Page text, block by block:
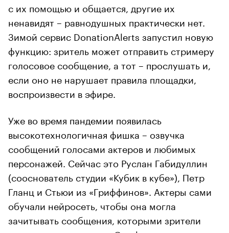
с их помощью и общается, другие их
ненавидят – равнодушных практически нет.
Зимой сервис DonationAlerts запустил новую
функцию: зритель может отправить стримеру
голосовое сообщение, а тот – прослушать и,
если оно не нарушает правила площадки,
воспроизвести в эфире.
Уже во время пандемии появилась
высокотехнологичная фишка – озвучка
сообщений голосами актеров и любимых
персонажей. Сейчас это Руслан Габидуллин
(сооснователь студии «Кубик в кубе»), Петр
Гланц и Стьюи из «Гриффинов». Актеры сами
обучали нейросеть, чтобы она могла
зачитывать сообщения, которыми зрители